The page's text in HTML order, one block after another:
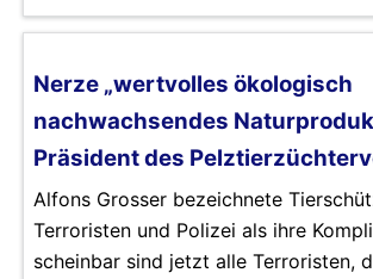
Nerze „wertvolles ökologisch
nachwachsendes
Präsident des
Alfons Grosser bezeichnete
Terroristen und Polizei als ihre
scheinbar sind jetzt alle Terroristen,